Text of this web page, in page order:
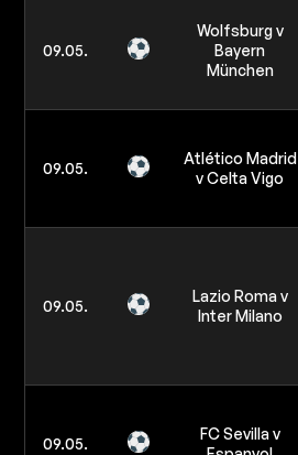
09.05.
Wolfsburg v
Bayern
München
09.05.
Atlético Madrid
v Celta Vigo
09.05.
Lazio Roma v
Inter Milano
09.05.
FC Sevilla v